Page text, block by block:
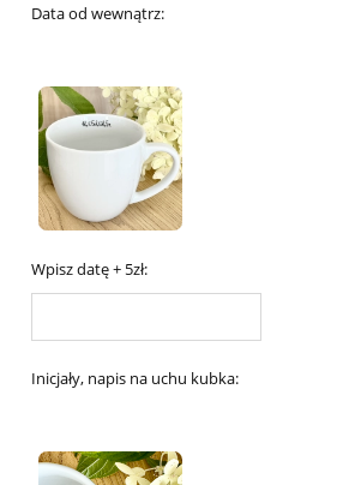
Data od wewnątrz:
Wpisz datę + 5zł:
Inicjały, napis na uchu kubka: